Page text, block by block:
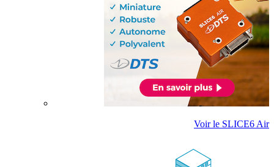
Voir le SLICE6 Air